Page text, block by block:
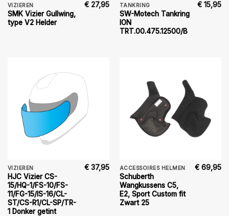
VIZIEREN
SMK Vizier Gullwing,
type V2 Helder
€ 27,95 TANKRING
SW-Motech Tankring
ION
TRT.00.475.12500/B
€ 15,95
VIZIEREN
HJC Vizier CS-
15/HQ-1/FS-10/FS-
11/FG-15/IS-16/CL-
ST/CS-R1/CL-SP/TR-
1 Donker getint
€ 37,95 ACCESSOIRES HELMEN
Schuberth
Wangkussens C5,
E2, Sport Custom fit
Zwart 25
€ 69,95